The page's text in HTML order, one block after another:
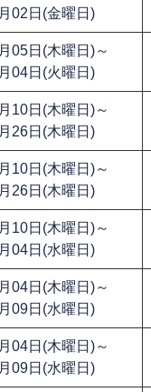
02日(金曜日)
05日(木曜日)～
04日(火曜日)
10日(木曜日)～
26日(木曜日)
10日(木曜日)～
26日(木曜日)
10日(木曜日)～
04日(水曜日)
04日(木曜日)～
09日(水曜日)
04日(木曜日)～
09日(水曜日)